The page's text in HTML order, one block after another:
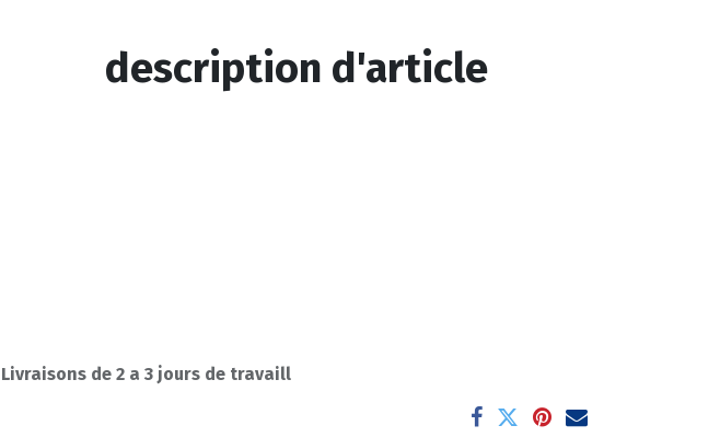
description d'article
Livraisons de 2 a 3 jours de travaill